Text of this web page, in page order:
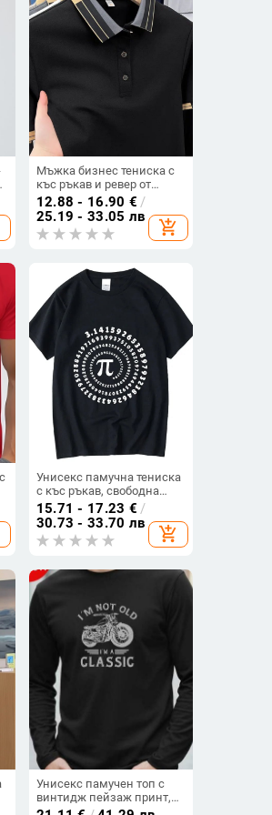
Мъжка бизнес тениска с
къс ръкав и ревер от
висок клас, лято 2025,
нова ежедневна,
универсална, свободна
поло риза за мъже
12.88 - 16.90 € /
25.19 - 33.05 лв
add_shopping_cart
Унисекс памучна тениска
с къс ръкав, свободна
кройка, кръгло деколте,
принт с карикатура,
уличен хип-хоп стил
15.71 - 17.23 € /
30.73 - 33.70 лв
add_shopping_cart
Унисекс памучен топ с
винтидж пейзаж принт,
дълъг ръкав, ежедневен